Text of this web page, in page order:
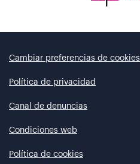
Cambiar preferencias de cookies
Política de privacidad
Canal de denuncias
Condiciones web
Política de cookies